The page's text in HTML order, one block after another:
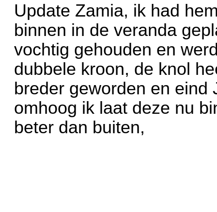
Update Zamia, ik had
binnen in de veranda
vochtig gehouden en
dubbele kroon, de knol
breder geworden en eind
omhoog ik laat deze nu
beter dan buiten,